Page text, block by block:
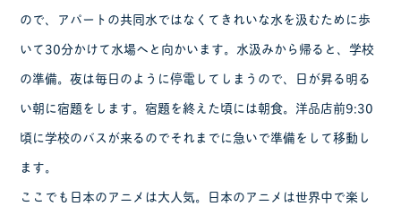
ので、アパートの共同水ではなくてきれいな水を汲むために歩
いて30分かけて水場へと向かいます。水汲みから帰ると、学校
の準備。夜は毎日のように停電してしまうので、日が昇る明る
い朝に宿題をします。宿題を終えた頃には朝食。洋品店前9:30
頃に学校のバスが来るのでそれまでに急いで準備をして移動し
ます。
ここでも日本のアニメは大人気。日本のアニメは世界中で楽し